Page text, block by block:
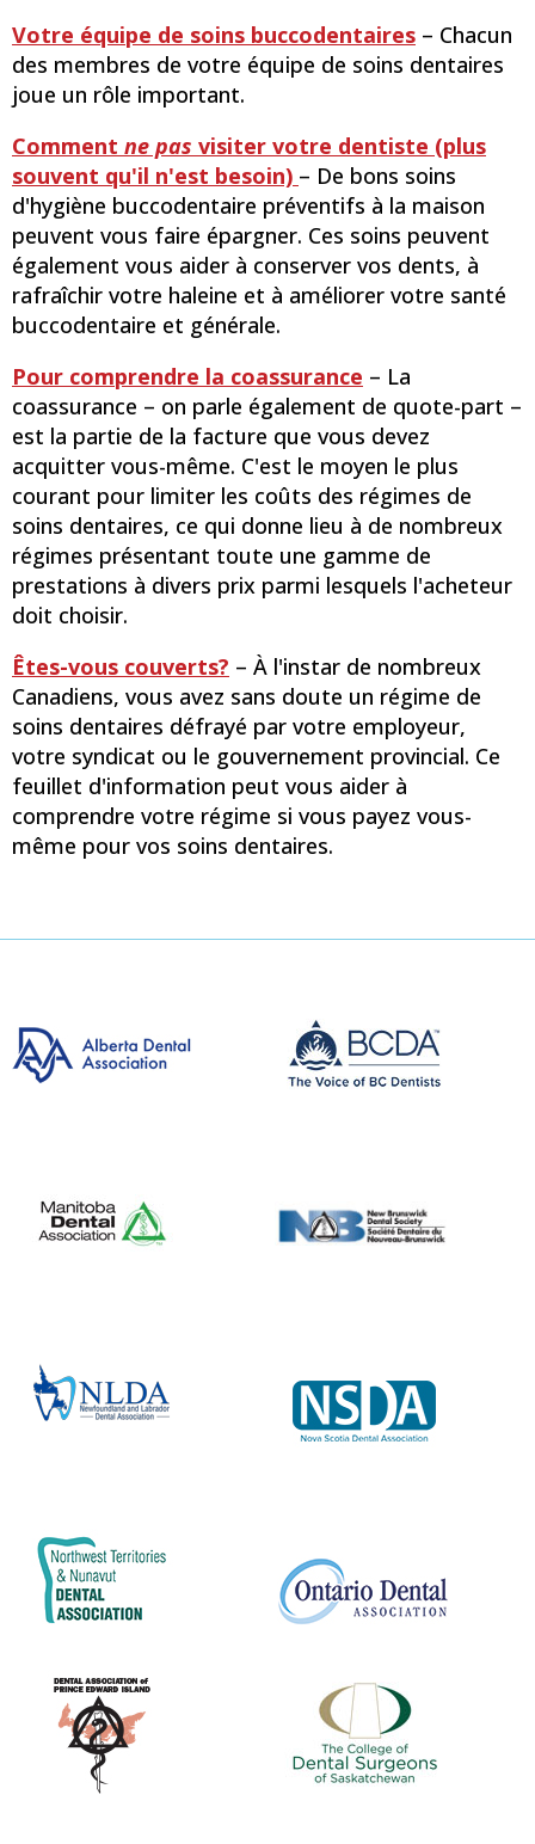
Votre équipe de soins buccodentaires – Chacun
des membres de votre équipe de soins dentaires
joue un rôle important.
Comment ne pas visiter votre dentiste (plus
souvent qu'il n'est besoin) – De bons soins
d'hygiène buccodentaire préventifs à la maison
peuvent vous faire épargner. Ces soins peuvent
également vous aider à conserver vos dents, à
rafraîchir votre haleine et à améliorer votre santé
buccodentaire et générale.
Pour comprendre la coassurance – La
coassurance – on parle également de quote-part –
est la partie de la facture que vous devez
acquitter vous-même. C'est le moyen le plus
courant pour limiter les coûts des régimes de
soins dentaires, ce qui donne lieu à de nombreux
régimes présentant toute une gamme de
prestations à divers prix parmi lesquels l'acheteur
doit choisir.
Êtes-vous couverts? – À l'instar de nombreux
Canadiens, vous avez sans doute un régime de
soins dentaires défrayé par votre employeur,
votre syndicat ou le gouvernement provincial. Ce
feuillet d'information peut vous aider à
comprendre votre régime si vous payez vous-
même pour vos soins dentaires.